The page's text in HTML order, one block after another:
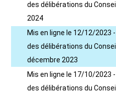
des délibérations du
2024
Mis en ligne le 12/12/2023
des délibérations du
décembre 2023
Mis en ligne le 17/10/2023
des délibérations du